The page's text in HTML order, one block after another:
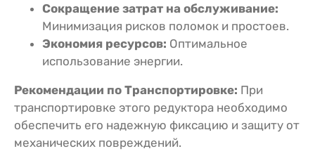
Сокращение затрат на обслуживание:
Минимизация рисков поломок и простоев.
Экономия ресурсов: Оптимальное
использование энергии.
Рекомендации по Транспортировке: При
транспортировке этого редуктора необходимо
обеспечить его надежную фиксацию и защиту от
механических повреждений.